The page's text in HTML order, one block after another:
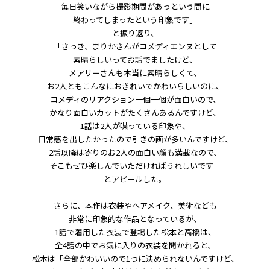
毎日笑いながら撮影期間があっという間に
終わってしまったという印象です」
と振り返り、
「さっき、まりかさんがコメディエンヌとして
素晴らしいってお話でましたけど、
メアリーさんも本当に素晴らしくて、
お2人ともこんなにおきれいでかわいらしいのに、
コメディのリアクション一個一個が面白いので、
かなり面白いカットがたくさんあるんですけど、
1話は2人が喋っている印象や、
日常感を出したかったので引きの画が多いんですけど、
2話以降は寄りのお2人の面白い顔も満載なので、
そこもぜひ楽しんでいただければうれしいです」
とアピールした。
さらに、本作は衣装やヘアメイク、美術なども
非常に印象的な作品となっているが、
1話で着用した衣装で登場した松本と高橋は、
全4話の中でお気に入りの衣装を聞かれると、
松本は「全部かわいいので1つに決められないんですけど、